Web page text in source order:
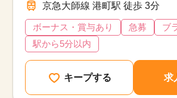
京急大師線 港町駅 徒歩 3分
ボーナス・賞与あり 急募
ブ
駅から5分以内
キープする 求